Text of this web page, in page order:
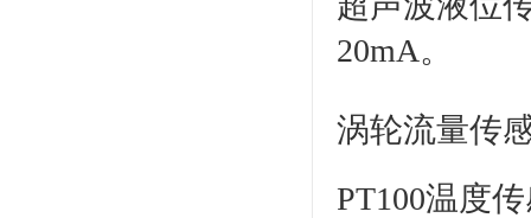
20mA。
涡轮流量传
PT100温度